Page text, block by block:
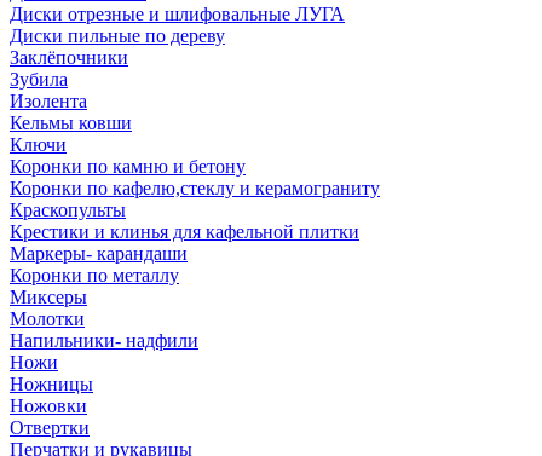
Диски отрезные и шлифовальные ЛУГА
Диски пильные по дереву
Заклёпочники
Зубила
Изолента
Кельмы ковши
Ключи
Коронки по камню и бетону
Коронки по кафелю,стеклу и керамограниту
Краскопульты
Крестики и клинья для кафельной плитки
Маркеры- карандаши
Коронки по металлу
Миксеры
Молотки
Напильники- надфили
Ножи
Ножницы
Ножовки
Отвертки
Перчатки и рукавицы